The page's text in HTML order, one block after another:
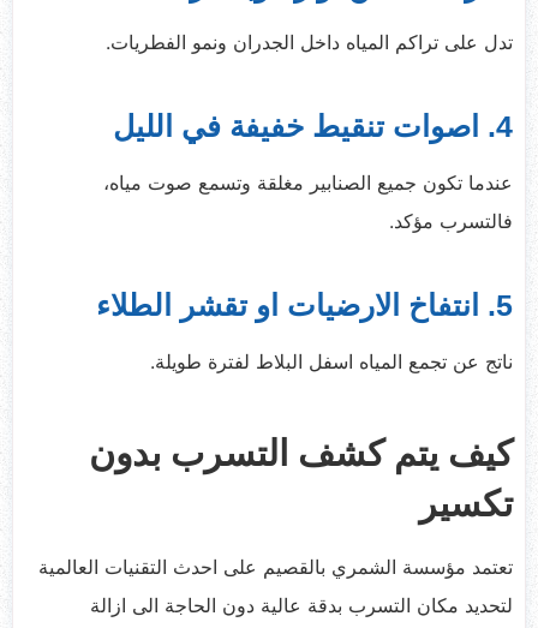
تدل على تراكم المياه داخل الجدران ونمو الفطريات.
4. اصوات تنقيط خفيفة في الليل
عندما تكون جميع الصنابير مغلقة وتسمع صوت مياه،
فالتسرب مؤكد.
5. انتفاخ الارضيات او تقشر الطلاء
ناتج عن تجمع المياه اسفل البلاط لفترة طويلة.
كيف يتم كشف التسرب بدون
تكسير
تعتمد مؤسسة الشمري بالقصيم على احدث التقنيات العالمية
لتحديد مكان التسرب بدقة عالية دون الحاجة الى ازالة